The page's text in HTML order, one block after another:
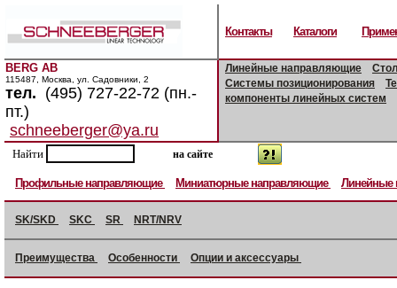
Контакты Каталоги
BERG AB
115487, Москва, ул. Садовники, 2
тел. (495) 727-22-72 (пн.-
пт.)
schneeberger@ya.ru
Линейные направляющие
Системы позиционирования
компоненты линейных систем
Найти
Профильные направляющие Миниатюрные направляющие Линейные
SK/SKD SKC SR NRT/NRV
Преимущества Особенности Опции и аксессуары